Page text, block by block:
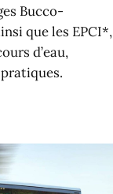
Bucco-
que les EPCI*,
d’eau,